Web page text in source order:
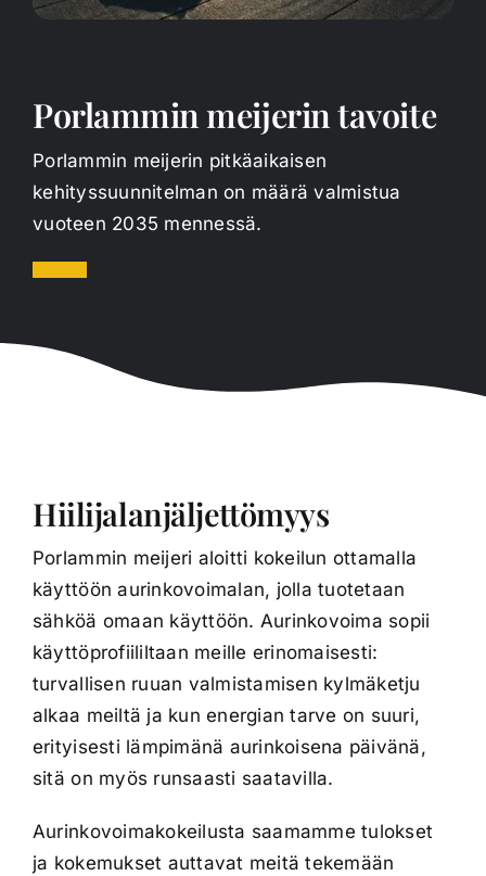
Porlammin meijerin tavoite
Porlammin meijerin pitkäaikaisen
kehityssuunnitelman on määrä valmistua
vuoteen 2035 mennessä.
Hiilijalanjäljettömyys
Porlammin meijeri aloitti kokeilun ottamalla
käyttöön aurinkovoimalan, jolla tuotetaan
sähköä omaan käyttöön. Aurinkovoima sopii
käyttöprofiililtaan meille erinomaisesti:
turvallisen ruuan valmistamisen kylmäketju
alkaa meiltä ja kun energian tarve on suuri,
erityisesti lämpimänä aurinkoisena päivänä,
sitä on myös runsaasti saatavilla.
Aurinkovoimakokeilusta saamamme tulokset
ja kokemukset auttavat meitä tekemään